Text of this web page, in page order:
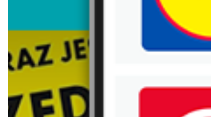
Zobacz aktualne gazetki Blix!